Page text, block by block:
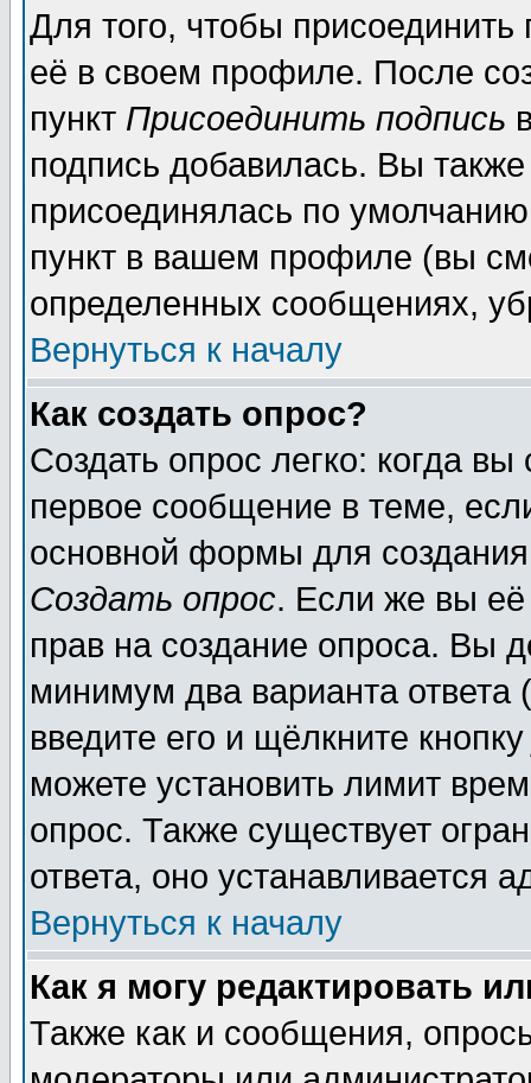
Для того, чтобы
её в своем профиле. После
пункт Присоединить подпись
подпись добавилась. Вы
присоединялась по
пункт в вашем профиле (вы
определенных сообщениях,
Вернуться к началу
Как создать опрос?
Создать опрос легко: когда
первое сообщение в теме,
основной формы для
Создать опрос. Если же вы её
прав на создание опроса. Вы
минимум два варианта ответа
введите его и щёлкните
можете установить лимит
опрос. Также существует
ответа, оно устанавливается
Вернуться к началу
Как я могу редактировать
Также как и сообщения,